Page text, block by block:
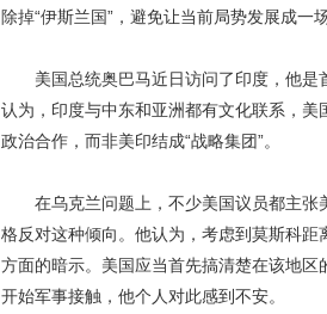
除掉“伊斯兰国”，避免让当前局势发展成一
美国总统奥巴马近日访问了印度，他是
认为，印度与中东和亚洲都有文化联系，
政治合作，而非美印结成“战略集团”。
在乌克兰问题上，不少美国议员都主张
格反对这种倾向。他认为，考虑到莫斯科
方面的暗示。美国应当首先搞清楚在该地区
开始军事接触，他个人对此感到不安。